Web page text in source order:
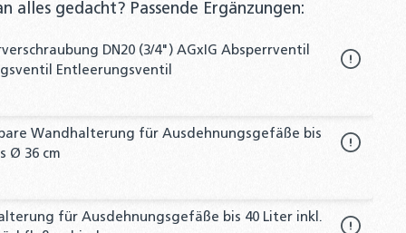
alles gedacht? Passende Ergänzungen:
DN20 (3/4") AGxIG Absperrventil
Entleerungsventil
Wandhalterung für Ausdehnungsgefäße bis
Ø 36 cm
für Ausdehnungsgefäße bis 40 Liter inkl.